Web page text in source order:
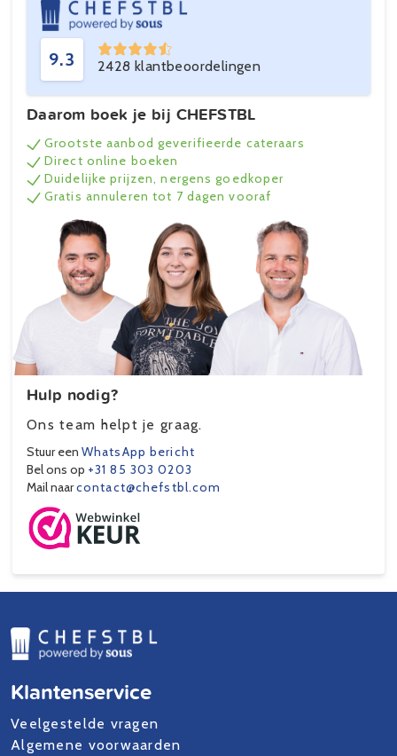
9.3 2428 klantbeoordelingen
Daarom boek je bij CHEFSTBL
Grootste aanbod geverifieerde cateraars
Direct online boeken
Duidelijke prijzen, nergens goedkoper
Gratis annuleren tot 7 dagen vooraf
Hulp nodig?
Ons team helpt je graag.
Stuur een WhatsApp bericht
Bel ons op +31 85 303 0203
Mail naarcontact@chefstbl.com
Klantenservice
Veelgestelde vragen
Algemene voorwaarden